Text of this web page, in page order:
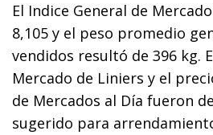
El Indice General de
8,105 y el peso promedio
vendidos resultó de 396 kg.
Mercado de Liniers y el
de Mercados al Día fueron
sugerido para